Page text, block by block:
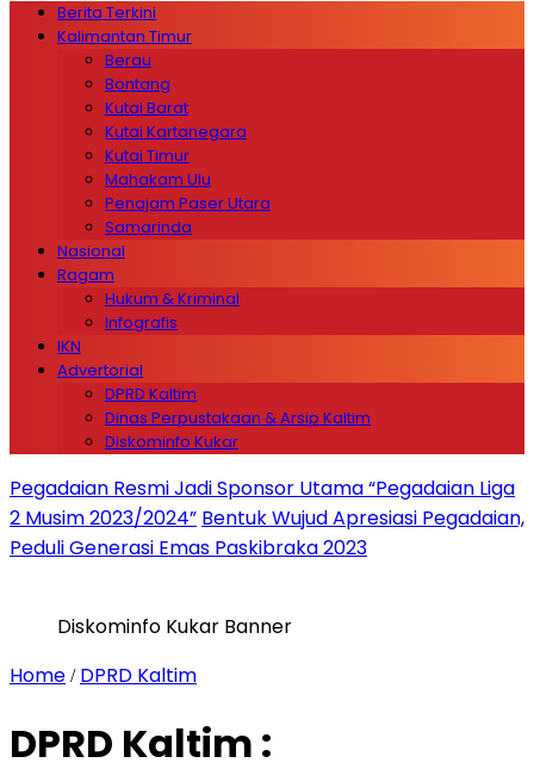
Berita Terkini
Kalimantan Timur
Berau
Bontang
Kutai Barat
Kutai Kartanegara
Kutai Timur
Mahakam Ulu
Penajam Paser Utara
Samarinda
Nasional
Ragam
Hukum & Kriminal
Infografis
IKN
Advertorial
DPRD Kaltim
Dinas Perpustakaan & Arsip Kaltim
Diskominfo Kukar
Pegadaian Resmi Jadi Sponsor Utama “Pegadaian Liga
2 Musim 2023/2024” Bentuk Wujud Apresiasi Pegadaian,
Peduli Generasi Emas Paskibraka 2023
Diskominfo Kukar Banner
Home / DPRD Kaltim
DPRD Kaltim :